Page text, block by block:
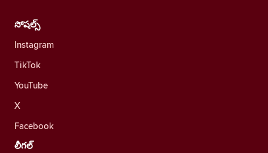
సోషల్స్
Instagram
TikTok
YouTube
X
Facebook
లీగల్